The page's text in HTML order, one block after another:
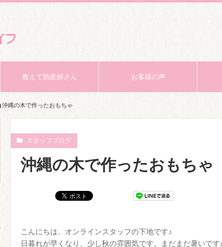
教えて助産師さん お客様の声
沖縄の木で作ったおもちゃ
スタッフブログ
沖縄の木で作ったおもちゃ
こんにちは、オンラインスタッフの下地です♪
日暮れが早くなり、少し秋の雰囲気です。まだまだ暑いです